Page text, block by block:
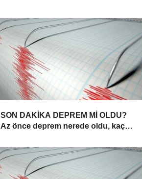
SON DAKİKA DEPREM Mİ OLDU?
Az önce deprem nerede oldu, kaç
Kandilli)